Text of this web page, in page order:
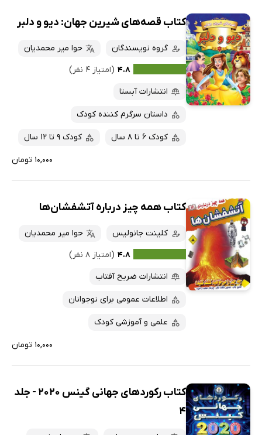
کتاب قصه‌های شیرین جهان: دیو و دلبر
گروه نویسندگان
حوا میر محمدیان
۴.۸ (امتیاز ۴ نفر)
انتشارات آبستا
داستان سرگرم کننده کودک
کودک 6 تا 8 سال کودک 9 تا 12 سال
۱۰,۰۰۰ تومان
کتاب همه چیز درباره آتشفشان‌ها
کلینت جانولیس
حوا میر محمدیان
۴.۸ (امتیاز ۸ نفر)
انتشارات ضریح آفتاب
اطلاعات عمومی برای نوجوانان
علمی و آموزشی کودک
۱۰,۰۰۰ تومان
کتاب رکوردهای جهانی گینس 2020 - جلد
4